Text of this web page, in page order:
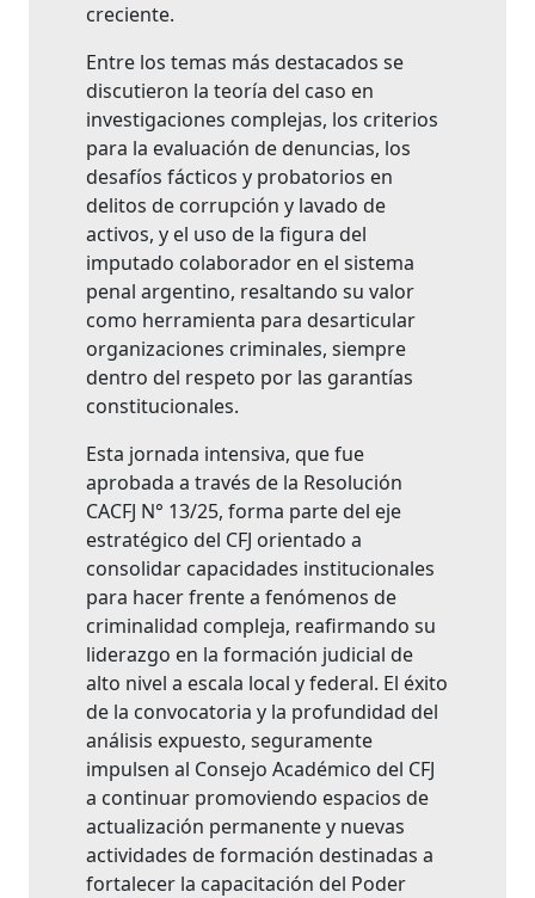
creciente.
Entre los temas más destacados se
discutieron la teoría del caso en
investigaciones complejas, los criterios
para la evaluación de denuncias, los
desafíos fácticos y probatorios en
delitos de corrupción y lavado de
activos, y el uso de la figura del
imputado colaborador en el sistema
penal argentino, resaltando su valor
como herramienta para desarticular
organizaciones criminales, siempre
dentro del respeto por las garantías
constitucionales.
Esta jornada intensiva, que fue
aprobada a través de la Resolución
CACFJ N° 13/25, forma parte del eje
estratégico del CFJ orientado a
consolidar capacidades institucionales
para hacer frente a fenómenos de
criminalidad compleja, reafirmando su
liderazgo en la formación judicial de
alto nivel a escala local y federal. El éxito
de la convocatoria y la profundidad del
análisis expuesto, seguramente
impulsen al Consejo Académico del CFJ
a continuar promoviendo espacios de
actualización permanente y nuevas
actividades de formación destinadas a
fortalecer la capacitación del Poder